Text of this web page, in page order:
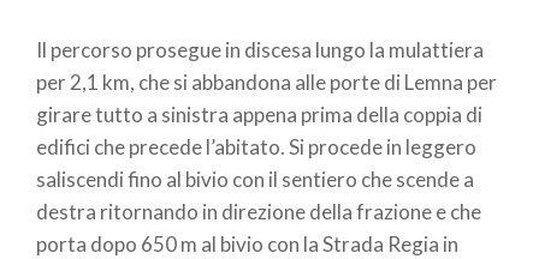
Il percorso prosegue in discesa lungo la mulattiera
per 2,1 km, che si abbandona alle porte di Lemna per
girare tutto a sinistra appena prima della coppia di
edifici che precede l’abitato. Si procede in leggero
saliscendi fino al bivio con il sentiero che scende a
destra ritornando in direzione della frazione e che
porta dopo 650 m al bivio con la Strada Regia in